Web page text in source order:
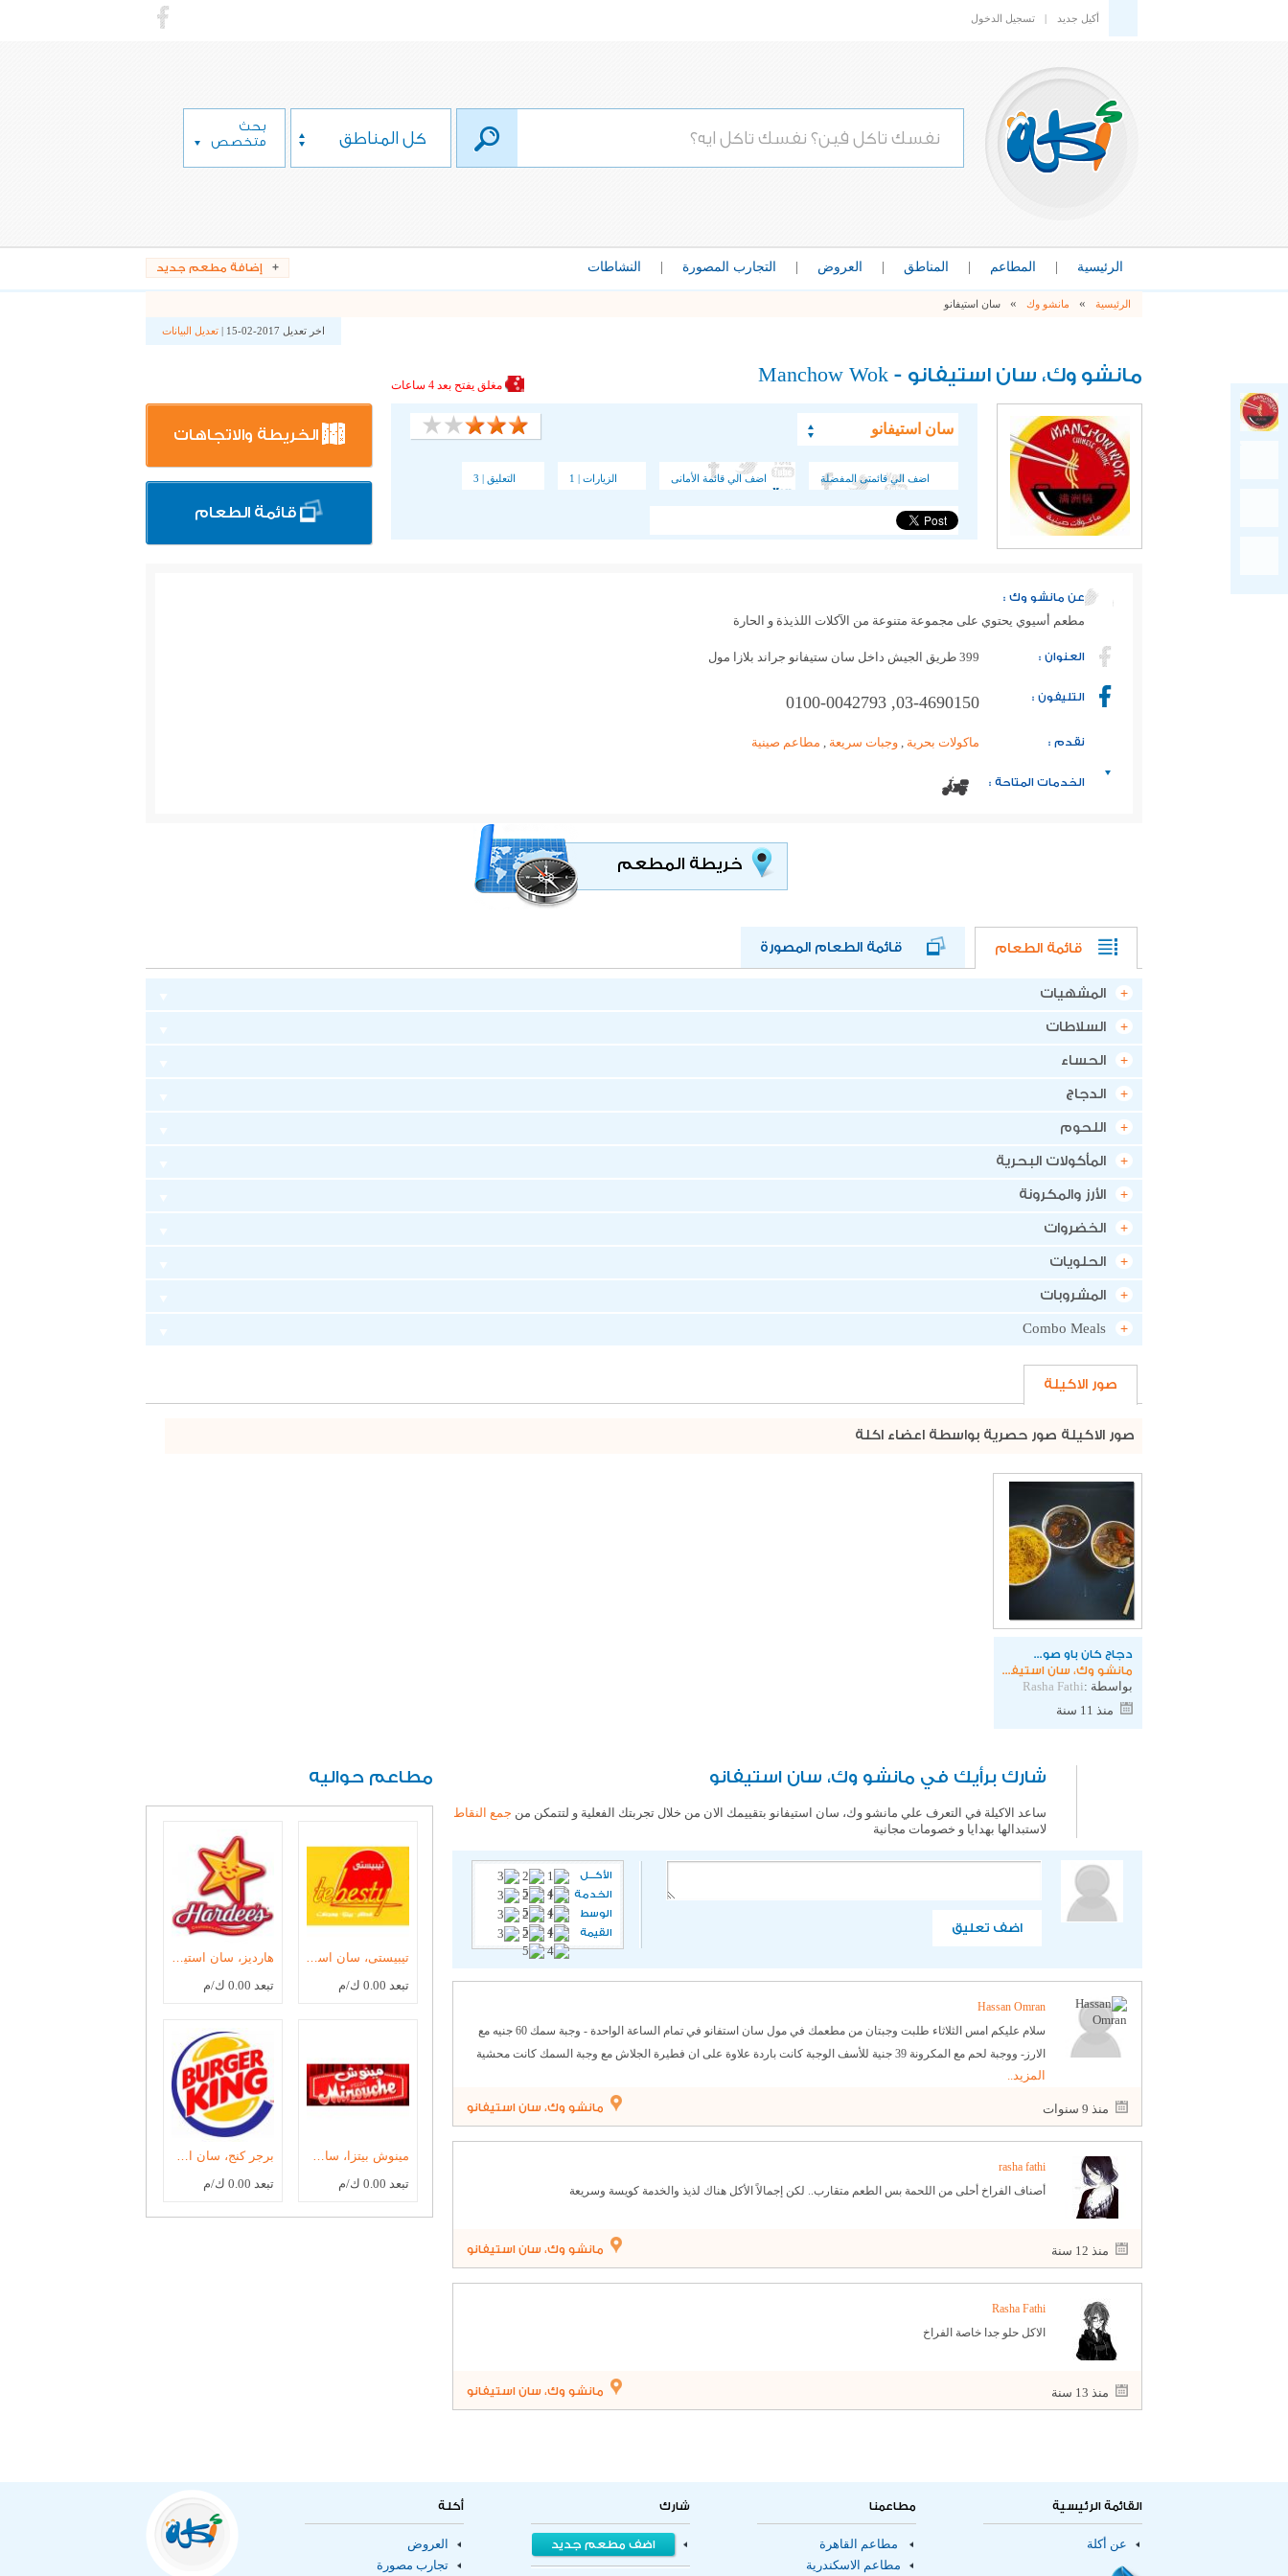
أكيل جديد | تسجيل الدخول
كل المناطق
بحث
متخصص
الرئيسية المطاعم المناطق العروض التجارب المصورة النشاطات إضافة مطعم جديد
الرئيسية » مانشو وك » سان استيفانو
مانشو وك، سان استيفانو - Manchow Wok
اخر تعديل 2017-02-15 | تعديل البيانات
سان استيفانو
اضف الي قائمتى المفضلة اضف الي قائمة الأمانى الزيارات | 1 التعليق | 3
مغلق يفتح بعد 4 ساعات
الخريطة والاتجاهات
قائمة الطعام
عن مانشو وك :
مطعم أسيوي يحتوي على مجموعة متنوعة من الآكلات اللذيذة و الحارة
العنوان : 399 طريق الجيش داخل سان ستيفانو جراند بلازا مول
التليفون : 03-4690150, 0100-0042793
نقدم : ماكولات بحرية , وجبات سريعة , مطاعم صينية
الخدمات المتاحة :
خريطة المطعم
قائمة الطعام قائمة الطعام المصورة
المشهيات
السلاطات
الحساء
الدجاج
اللحوم
المأكولات البحرية
الأرز والمكرونة
الخضروات
الحلويات
المشروبات
Combo Meals
صور الاكيلة
صور الاكيلة صور حصرية بواسطة اعضاء اكلة
دجاج كان باو صوص
مانشو وك، سان استيفانو
بواسطة :Rasha Fathi
منذ 11 سنة
مطاعم حواليه
تبعد 0.00 ك/م تبعد 0.00 ك/م
تبعد 0.00 ك/م تبعد 0.00 ك/م
شارك برأيك في مانشو وك، سان استيفانو
ساعد الاكيلة في التعرف علي مانشو وك، سان استيفانو بتقييمك الان من خلال تجربتك الفعلية و لتتمكن من جمع النقاط
لاستبدالها بهدايا و خصومات مجانية
اضف تعليق
الأكـــل
الخدمة
الوسط
القيمة
Hassan Omran
سلام عليكم امس الثلاثاء طلبت وجبتان من مطعمك في مول سان استفانو في تمام الساعة الواحدة - وجبة سمك 60 جنيه مع
الارز- ووجبة لحم مع المكرونة 39 جنية للأسف الوجبة كانت باردة علاوة على ان فطيرة الجلاش مع وجبة السمك كانت محشية
قطع جمبرى صغيرة - وقطعة فلية لاترى بالعين المجردة كانت بالنسبة لي تجربة غير جيدة واستكملت وجبتى انا وزوجتى من
المطعم يجرب الأكل في مطاعم اخرى وسيعرف الفارق - تجربة لن اكررها- واتمنى استحداث عناصر الجودة لديكم وشكرا
الاسم : حسن محمد عمران دكتور بكلية الزراعة الشاطبى موبايل :01211305348
المزيد..
منذ 9 سنوات مانشو وك، سان استيفانو
rasha fathi
أصناف الفراخ أحلى من اللحمة بس الطعم متقارب.. لكن إجمالاً الأكل هناك لذيذ والخدمة كويسة وسريعة
منذ 12 سنة مانشو وك، سان استيفانو
Rasha Fathi
الاكل حلو جدا خاصة الفراخ
منذ 13 سنة مانشو وك، سان استيفانو
القائمة الرئيسية
عن أكلة
مطاعمنا
مطاعم القاهرة
مطاعم الاسكندرية
شارك
اضف مطعم جديد
أكلة
العروض
تجارب مصورة